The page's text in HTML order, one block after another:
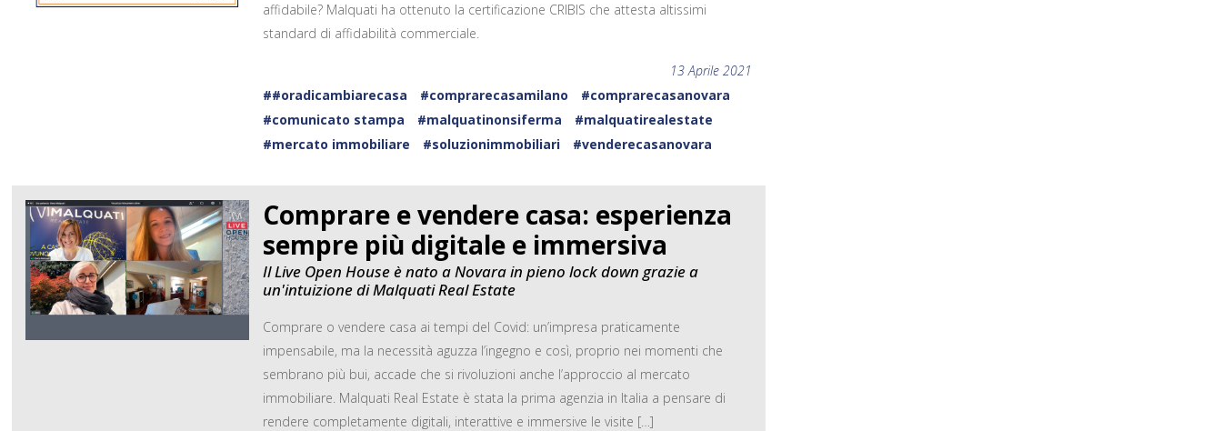
affidabile? Malquati ha ottenuto la certificazione CRIBIS che attesta altissimi
standard di affidabilità commerciale.
13 Aprile 2021
##oradicambiarecasa
#comprarecasamilano
#comprarecasanovara
#comunicato stampa
#malquatinonsiferma
#malquatirealestate
#mercato immobiliare
#soluzionimmobiliari #venderecasanovara
Comprare e vendere casa: esperienza
sempre più digitale e immersiva
Il Live Open House è nato a Novara in pieno lock down grazie a
un'intuizione di Malquati Real Estate
Comprare o vendere casa ai tempi del Covid: un’impresa praticamente
impensabile, ma la necessità aguzza l’ingegno e così, proprio nei momenti che
sembrano più bui, accade che si rivoluzioni anche l’approccio al mercato
immobiliare. Malquati Real Estate è stata la prima agenzia in Italia a pensare di
rendere completamente digitali, interattive e immersive le visite […]